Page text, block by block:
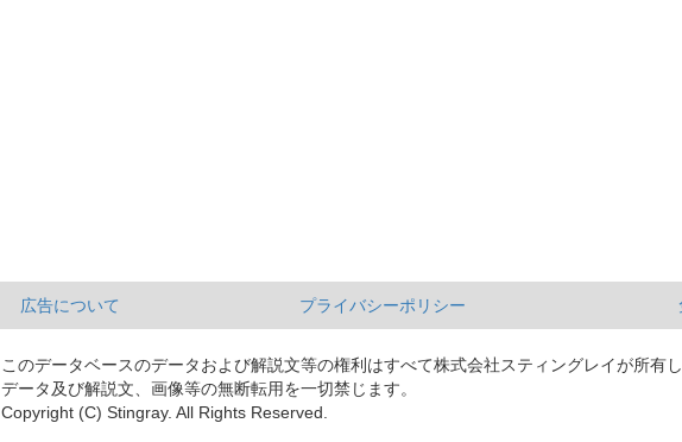
広告について プライバシーポリシー
このデータベースのデータおよび解説文等の権利はすべて株式会社スティングレイが所有し
データ及び解説文、画像等の無断転用を一切禁じます。
Copyright (C) Stingray. All Rights Reserved.